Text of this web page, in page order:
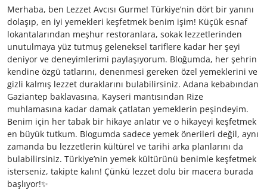
Merhaba, ben Lezzet Avcısı Gurme! Türkiye’nin dört bir yanını
dolaşıp, en iyi yemekleri keşfetmek benim işim! Küçük esnaf
lokantalarından meşhur restoranlara, sokak lezzetlerinden
unutulmaya yüz tutmuş geleneksel tariflere kadar her şeyi
deniyor ve deneyimlerimi paylaşıyorum. Bloğumda, her şehrin
kendine özgü tatlarını, denenmesi gereken özel yemeklerini ve
gizli kalmış lezzet duraklarını bulabilirsiniz. Adana kebabından
Gaziantep baklavasına, Kayseri mantısından Rize
muhlamasına kadar damak çatlatan yemeklerin peşindeyim.
Benim için her tabak bir hikaye anlatır ve o hikayeyi keşfetmek
en büyük tutkum. Blogumda sadece yemek önerileri değil, aynı
zamanda bu lezzetlerin kültürel ve tarihi arka planlarını da
bulabilirsiniz. Türkiye’nin yemek kültürünü benimle keşfetmek
isterseniz, takipte kalın! Çünkü lezzet dolu bir macera burada
başlıyor!✨